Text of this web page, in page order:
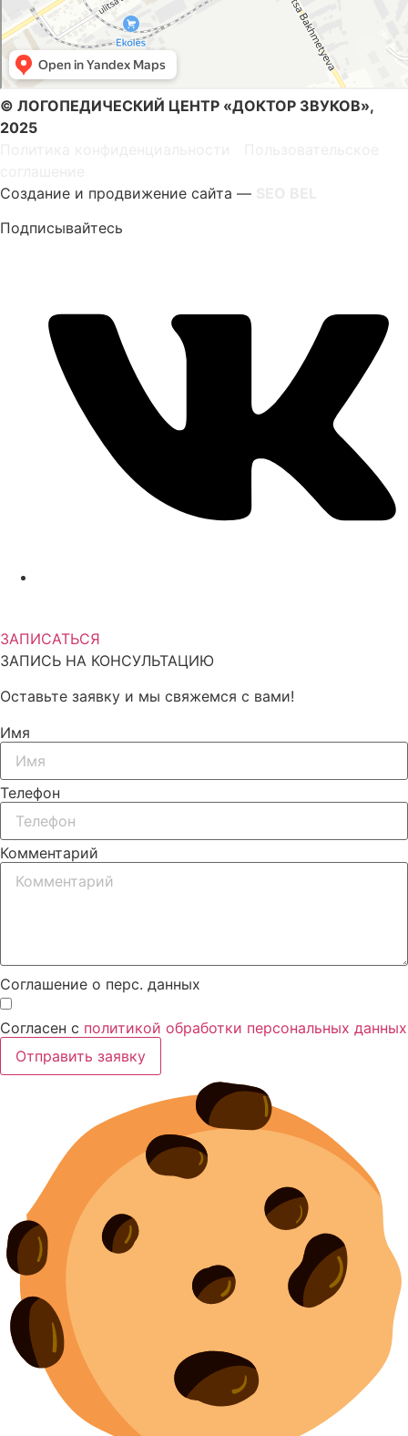
© ЛОГОПЕДИЧЕСКИЙ ЦЕНТР «ДОКТОР ЗВУКОВ»,
2025
Создание и продвижение сайта —
Подписывайтесь
ЗАПИСАТЬСЯ
ЗАПИСЬ НА КОНСУЛЬТАЦИЮ
Оставьте заявку и мы свяжемся с вами!
Имя
Телефон
Комментарий
Соглашение о перс. данных
Согласен с политикой обработки персональных данных
Отправить заявку